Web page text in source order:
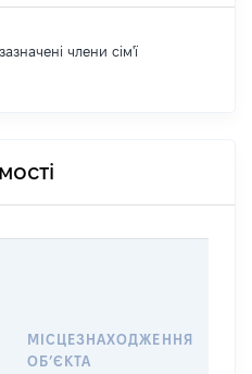
члени сім'ї
МІСЦЕЗНАХОДЖЕННЯ
ОБʼЄКТА